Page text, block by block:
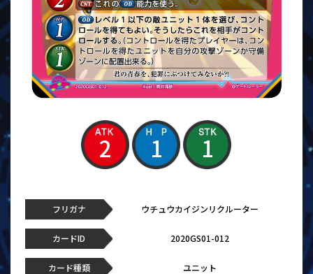
2 1 1
フリガナ ウチュウカイジンリクルーター
カードID 2020GS01-012
カード種類 ユニット